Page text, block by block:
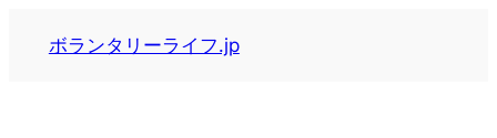
ボランタリーライフ.jp